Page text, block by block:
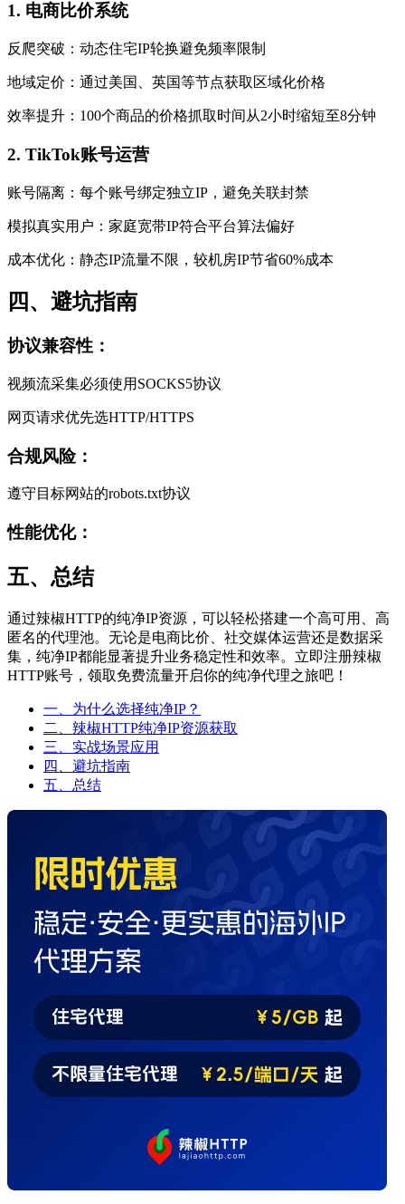
1. 电商比价系统
反爬突破：动态住宅IP轮换避免频率限制
地域定价：通过美国、英国等节点获取区域化价格
效率提升：100个商品的价格抓取时间从2小时缩短至8分钟
2. TikTok账号运营
账号隔离：每个账号绑定独立IP，避免关联封禁
模拟真实用户：家庭宽带IP符合平台算法偏好
成本优化：静态IP流量不限，较机房IP节省60%成本
四、避坑指南
协议兼容性：
视频流采集必须使用SOCKS5协议
网页请求优先选HTTP/HTTPS
合规风险：
遵守目标网站的robots.txt协议
性能优化：
五、总结
通过辣椒HTTP的纯净IP资源，可以轻松搭建一个高可用、高
匿名的代理池。无论是电商比价、社交媒体运营还是数据采
集，纯净IP都能显著提升业务稳定性和效率。立即注册辣椒
HTTP账号，领取免费流量开启你的纯净代理之旅吧！
一、为什么选择纯净IP？
二、辣椒HTTP纯净IP资源获取
三、实战场景应用
四、避坑指南
五、总结